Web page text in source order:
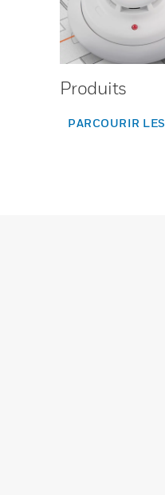
Produits
PARCOURIR